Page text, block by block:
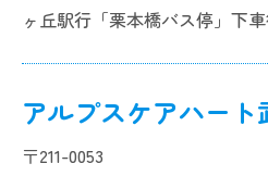
ヶ丘駅行「栗本橋バス停」下
アルプスケアハート
〒211-0053